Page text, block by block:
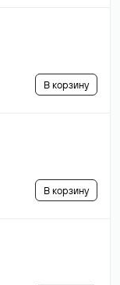
В корзину
В корзину